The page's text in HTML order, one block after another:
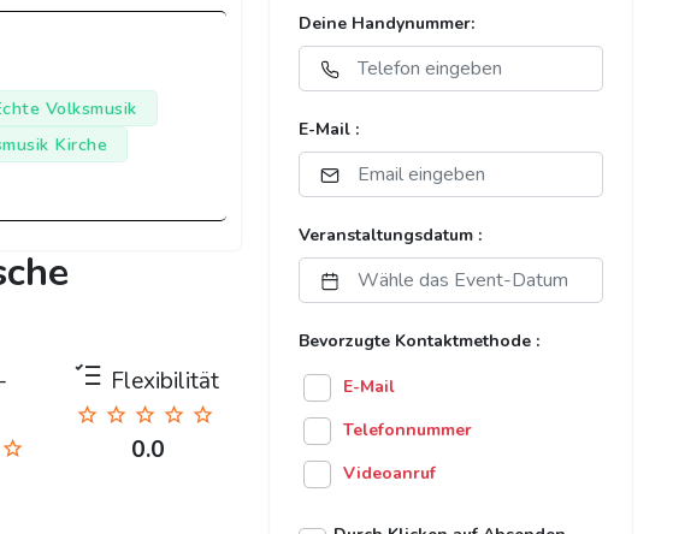
Volksmusik
Kirche
Flexibilität
0.0
Deine Handynummer:
E-Mail :
Veranstaltungsdatum :
Bevorzugte Kontaktmethode :
E-Mail
Telefonnummer
Videoanruf